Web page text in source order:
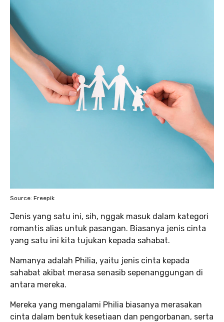
Source: Freepik
Jenis yang satu ini, sih, nggak masuk dalam kategori
romantis alias untuk pasangan. Biasanya jenis cinta
yang satu ini kita tujukan kepada sahabat.
Namanya adalah Philia, yaitu jenis cinta kepada
sahabat akibat merasa senasib sepenanggungan di
antara mereka.
Mereka yang mengalami Philia biasanya merasakan
cinta dalam bentuk kesetiaan dan pengorbanan, serta